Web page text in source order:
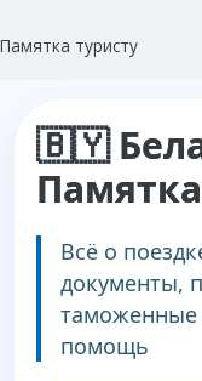
Памятка туристу
🇧🇾
Всё о
документы,
таможенные
помощь